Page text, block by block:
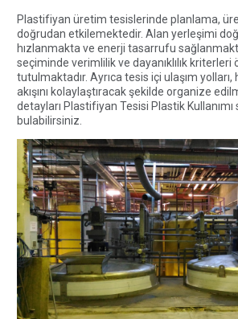
Plastifiyan üretim tesislerinde planlama,
doğrudan etkilemektedir. Alan yerleşimi
hızlanmakta ve enerji tasarrufu
seçiminde verimlilik ve dayanıklılık kriterleri
tutulmaktadır. Ayrıca tesis içi ulaşım
akışını kolaylaştıracak şekilde organize
detayları Plastifiyan Tesisi Plastik Kullanımı
bulabilirsiniz.